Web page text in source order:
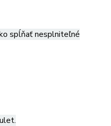
spĺňať nesplniteľné